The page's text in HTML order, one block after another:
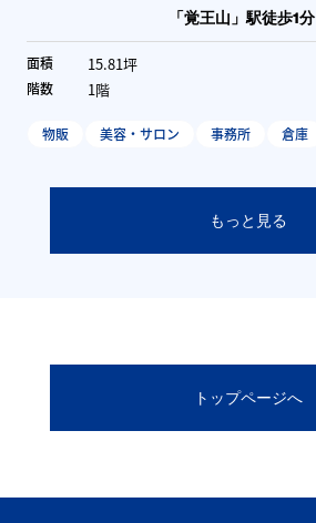
「覚王山」駅徒歩1分
面積 15.81坪
階数 1階
物販 美容・サロン 事務所 倉庫
もっと見る
トップページへ